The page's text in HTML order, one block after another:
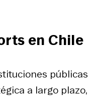
en Chile
públicas
a largo plazo,